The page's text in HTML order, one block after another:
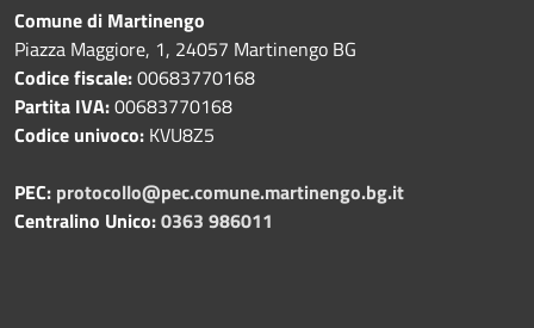
Comune di Martinengo
Piazza Maggiore, 1, 24057 Martinengo BG
Codice fiscale:00683770168
Partita IVA:00683770168
Codice univoco: KVU8Z5
PEC: protocollo@pec.comune.martinengo.bg.it
Centralino Unico:0363 986011